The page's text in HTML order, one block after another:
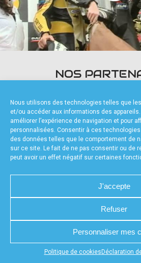
Nous utilisons des technologies telles que
et/ou accéder aux informations des
améliorer l’expérience de navigation et pour
personnalisées. Consentir à ces
des données telles que le comportement de
sur ce site. Le fait de ne pas consentir ou de
peut avoir un effet négatif sur certaines
J'accepte
Refuser
Personnaliser mes
Politique de cookies Déclaration
Appuyez sur le bouton partager en bas de
PRESSE
accéder à la
NOS
FOURNISSEURS
CHARTE DE CONFIDENTIALITÉ
MENTIONS LÉGALES
RÉALISÉ PAR
POLITIQUE DE COOKIES (UE)